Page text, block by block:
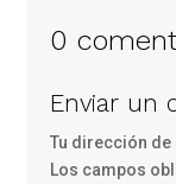
0
Enviar un
Tu dirección
Los campos